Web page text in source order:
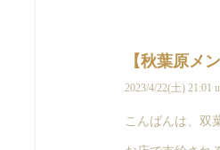
【秋葉原メ
2023/4/22(土) 21:01
こんばんは、